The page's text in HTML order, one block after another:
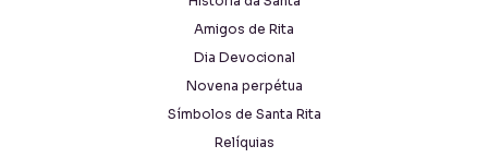
Amigos de Rita
Dia Devocional
Novena perpétua
Símbolos de Santa Rita
Relíquias